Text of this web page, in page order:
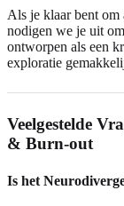
Als je klaar bent om
nodigen we je uit om
ontworpen als een
exploratie
Veelgestelde
& Burn-out
Is het